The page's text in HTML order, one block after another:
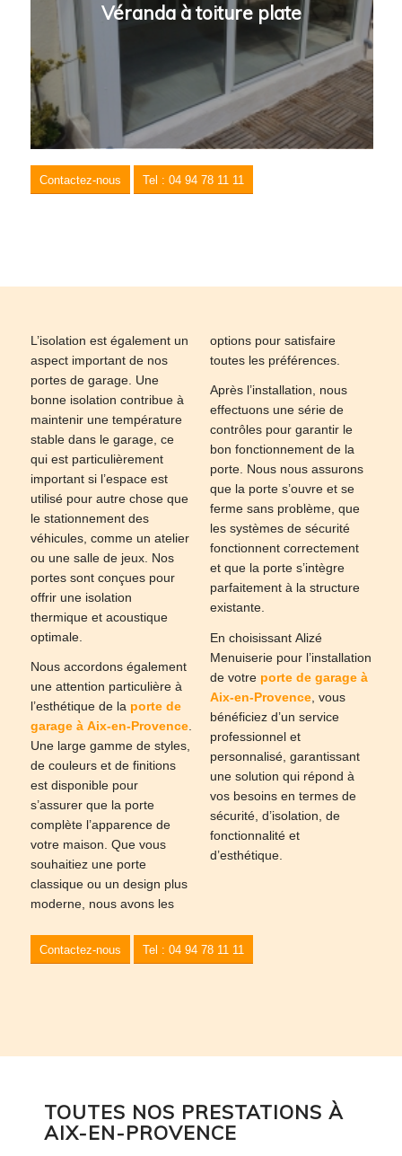
Véranda à toiture plate
Contactez-nous Tel : 04 94 78 11 11
L’isolation est également un
aspect important de nos
portes de garage. Une
bonne isolation contribue à
maintenir une température
stable dans le garage, ce
qui est particulièrement
important si l’espace est
utilisé pour autre chose que
le stationnement des
véhicules, comme un atelier
ou une salle de jeux. Nos
portes sont conçues pour
offrir une isolation
thermique et acoustique
optimale.
Nous accordons également
une attention particulière à
l’esthétique de la porte de
garage à Aix-en-Provence.
Une large gamme de styles,
de couleurs et de finitions
est disponible pour
s’assurer que la porte
complète l’apparence de
votre maison. Que vous
souhaitiez une porte
classique ou un design plus
moderne, nous avons les
options pour satisfaire
toutes les préférences.
Après l’installation, nous
effectuons une série de
contrôles pour garantir le
bon fonctionnement de la
porte. Nous nous assurons
que la porte s’ouvre et se
ferme sans problème, que
les systèmes de sécurité
fonctionnent correctement
et que la porte s’intègre
parfaitement à la structure
existante.
En choisissant Alizé
Menuiserie pour l’installation
de votre porte de garage à
Aix-en-Provence, vous
bénéficiez d’un service
professionnel et
personnalisé, garantissant
une solution qui répond à
vos besoins en termes de
sécurité, d’isolation, de
fonctionnalité et
d’esthétique.
Contactez-nous Tel : 04 94 78 11 11
TOUTES NOS PRESTATIONS À
AIX-EN-PROVENCE